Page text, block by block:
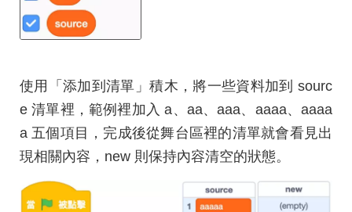
使用「添加到清單」積木，將一些資料加到 sourc
e 清單裡，範例裡加入 a、aa、aaa、aaaa、aaaa
a 五個項目，完成後從舞台區裡的清單就會看見出
現相關內容，new 則保持內容清空的狀態。